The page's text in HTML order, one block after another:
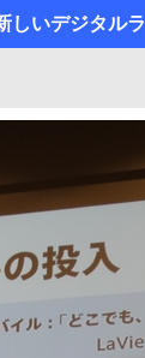
しいデジタル